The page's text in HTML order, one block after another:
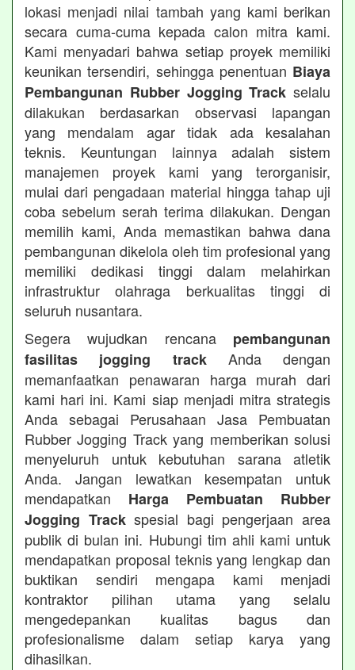
lokasi menjadi nilai tambah yang kami berikan
secara cuma-cuma kepada calon mitra kami.
Kami menyadari bahwa setiap proyek memiliki
keunikan tersendiri, sehingga penentuan Biaya
Pembangunan Rubber Jogging Track selalu
dilakukan berdasarkan observasi lapangan
yang mendalam agar tidak ada kesalahan
teknis. Keuntungan lainnya adalah sistem
manajemen proyek kami yang terorganisir,
mulai dari pengadaan material hingga tahap uji
coba sebelum serah terima dilakukan. Dengan
memilih kami, Anda memastikan bahwa dana
pembangunan dikelola oleh tim profesional yang
memiliki dedikasi tinggi dalam melahirkan
infrastruktur olahraga berkualitas tinggi di
seluruh nusantara.
Segera wujudkan rencana pembangunan
fasilitas jogging trackAnda dengan
memanfaatkan penawaran harga murah dari
kami hari ini. Kami siap menjadi mitra strategis
Anda sebagai Perusahaan Jasa Pembuatan
Rubber Jogging Track yang memberikan solusi
menyeluruh untuk kebutuhan sarana atletik
Anda. Jangan lewatkan kesempatan untuk
mendapatkan Harga Pembuatan Rubber
Jogging Trackspesial bagi pengerjaan area
publik di bulan ini. Hubungi tim ahli kami untuk
mendapatkan proposal teknis yang lengkap dan
buktikan sendiri mengapa kami menjadi
kontraktor pilihan utama yang selalu
mengedepankan kualitas bagus dan
profesionalisme dalam setiap karya yang
dihasilkan.